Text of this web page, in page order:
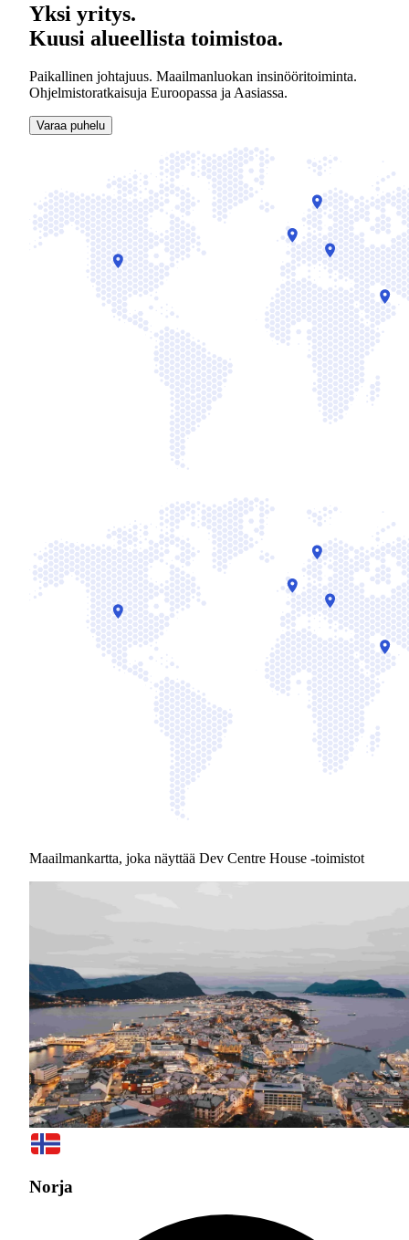
Yksi yritys.
Kuusi alueellista toimistoa.
Paikallinen johtajuus. Maailmanluokan insinööritoiminta.
Ohjelmistoratkaisuja Euroopassa ja Aasiassa.
Varaa puhelu
Maailmankartta, joka näyttää Dev Centre House -toimistot
Norja